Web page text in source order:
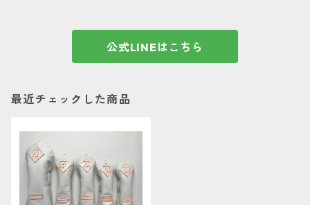
公式LINEはこちら
最近チェックした商品